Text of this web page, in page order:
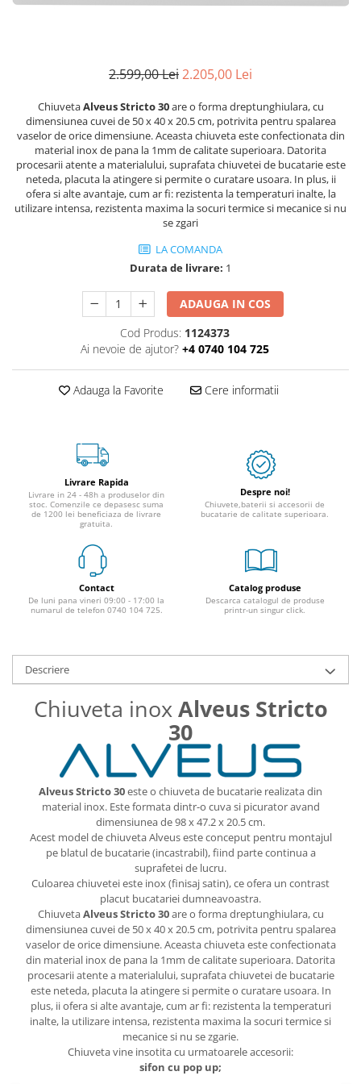
2.599,00 Lei2.205,00 Lei
ChiuvetaAlveus Stricto 30are o forma dreptunghiulara, cu
dimensiunea cuvei de 50 x 40 x 20.5 cm, potrivita pentru spalarea
vaselor de orice dimensiune. Aceasta chiuveta este confectionata din
material inox de pana la 1mm de calitate superioara. Datorita
procesarii atente a materialului, suprafata chiuvetei de bucatarie este
neteda, placuta la atingere si permite o curatare usoara. In plus, ii
ofera si alte avantaje, cum ar fi: rezistenta la temperaturi inalte, la
utilizare intensa, rezistenta maxima la socuri termice si mecanice si nu
se zgari
LA COMANDA
Durata de livrare: 1
ADAUGA IN COS
Cod Produs: 1124373
Ai nevoie de ajutor? +4 0740 104 725
Adauga la Favorite Cere informatii
Livrare Rapida
Livrare in 24 - 48h a produselor din
stoc. Comenzile ce depasesc suma
de 1200 lei beneficiaza de livrare
gratuita.
Despre noi!
Chiuvete,baterii si accesorii de
bucatarie de calitate superioara.
Contact
De luni pana vineri 09:00 - 17:00 la
numarul de telefon 0740 104 725.
Catalog produse
Descarca catalogul de produse
printr-un singur click.
Descriere
Chiuveta inoxAlveus Stricto
30
Alveus Stricto 30este o chiuveta de bucatarie realizata din
material inox. Este formata dintr-o cuva si picurator avand
dimensiunea de 98 x 47.2 x 20.5 cm.
Acest model de chiuveta Alveus este conceput pentru montajul
pe blatul de bucatarie (incastrabil), fiind parte continua a
suprafetei de lucru.
Culoarea chiuvetei este inox (finisaj satin), ce ofera un contrast
placut bucatariei dumneavoastra.
ChiuvetaAlveus Stricto 30are o forma dreptunghiulara, cu
dimensiunea cuvei de 50 x 40 x 20.5 cm, potrivita pentru spalarea
vaselor de orice dimensiune. Aceasta chiuveta este confectionata
din material inox de pana la 1mm de calitate superioara. Datorita
procesarii atente a materialului, suprafata chiuvetei de bucatarie
este neteda, placuta la atingere si permite o curatare usoara. In
plus, ii ofera si alte avantaje, cum ar fi: rezistenta la temperaturi
inalte, la utilizare intensa, rezistenta maxima la socuri termice si
mecanice si nu se zgarie.
Chiuveta vine insotita cu urmatoarele accesorii:
sifon cu pop up;